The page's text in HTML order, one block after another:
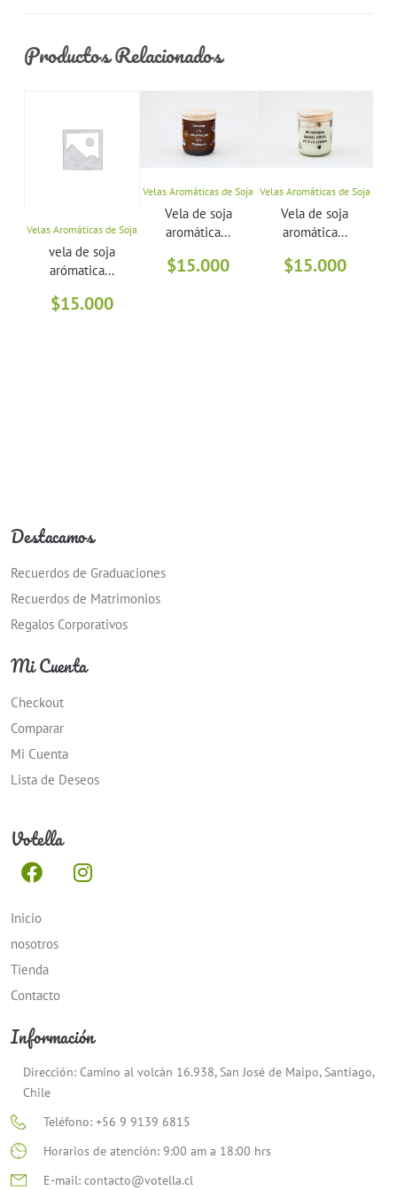
Productos Relacionados
Velas Aromáticas de Soja
vela de soja
arómatica...
$15.000
Velas Aromáticas de Soja
Vela de soja
aromática...
$15.000
Velas Aromáticas de Soja
Vela de soja
aromática...
$15.000
Destacamos
Recuerdos de Graduaciones
Recuerdos de Matrimonios
Regalos Corporativos
Mi Cuenta
Checkout
Comparar
Mi Cuenta
Lista de Deseos
Votella
Inicio
nosotros
Tienda
Contacto
Información
Dirección: Camino al volcán 16.938, San José de Maipo, Santiago,
Chile
Teléfono: +56 9 9139 6815
Horarios de atención: 9:00 am a 18:00 hrs
E-mail: contacto@votella.cl